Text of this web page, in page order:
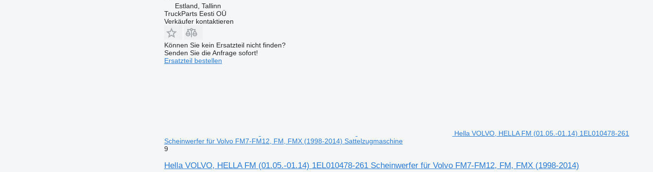
Estland, Tallinn
TruckParts Eesti OÜ
Verkäufer kontaktieren
Können Sie kein Ersatzteil nicht finden?
Senden Sie die Anfrage sofort!
Ersatzteil bestellen
Hella VOLVO, HELLA FM (01.05.-01.14) 1EL010478-261
Scheinwerfer für Volvo FM7-FM12, FM, FMX (1998-2014) Sattelzugmaschine
9
Hella VOLVO, HELLA FM (01.05.-01.14) 1EL010478-261 Scheinwerfer für Volvo FM7-FM12, FM, FMX (1998-2014)